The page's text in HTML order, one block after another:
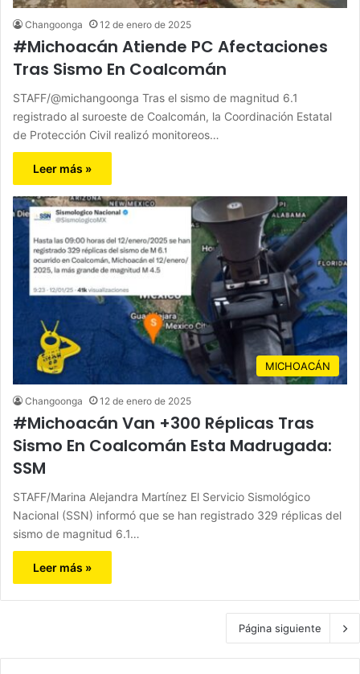
Changoonga 12 de enero de 2025
#Michoacán Atiende PC Afectaciones
Tras Sismo En Coalcomán
STAFF/@michangoonga Tras el sismo de magnitud 6.1
registrado al suroeste de Coalcomán, la Coordinación Estatal
de Protección Civil realizó monitoreos…
Leer más »
MICHOACÁN
Changoonga 12 de enero de 2025
#Michoacán Van +300 Réplicas Tras
Sismo En Coalcomán Esta Madrugada:
SSM
STAFF/Marina Alejandra Martínez El Servicio Sismológico
Nacional (SSN) informó que se han registrado 329 réplicas del
sismo de magnitud 6.1…
Leer más »
Página siguiente